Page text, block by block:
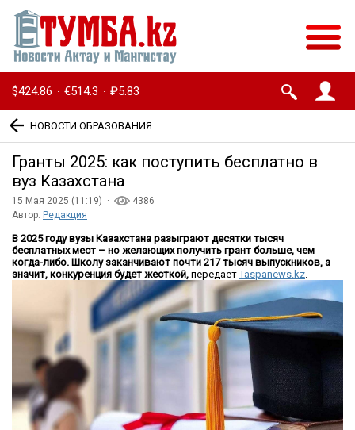
$424.86 · €514.3 · ₽5.83
НОВОСТИ ОБРАЗОВАНИЯ
Гранты 2025: как поступить бесплатно в
вуз Казахстана
15 Мая 2025 (11:19) ·
4386
Автор: Редакция
В 2025 году вузы Казахстана разыграют десятки тысяч
бесплатных мест – но желающих получить грант больше, чем
когда-либо. Школу заканчивают почти 217 тысяч выпускников, а
значит, конкуренция будет жесткой, передаетTaspanews.kz.